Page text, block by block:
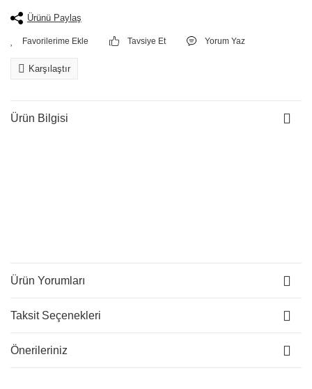
Ürünü Paylaş
Tavsiye Et Yorum Yaz
Karşılaştır
Ürün Bilgisi
Ürün Yorumları
Taksit Seçenekleri
Önerileriniz